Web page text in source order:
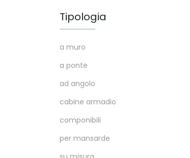
Tipologia
a muro
a ponte
ad angolo
cabine armadio
componibili
per mansarde